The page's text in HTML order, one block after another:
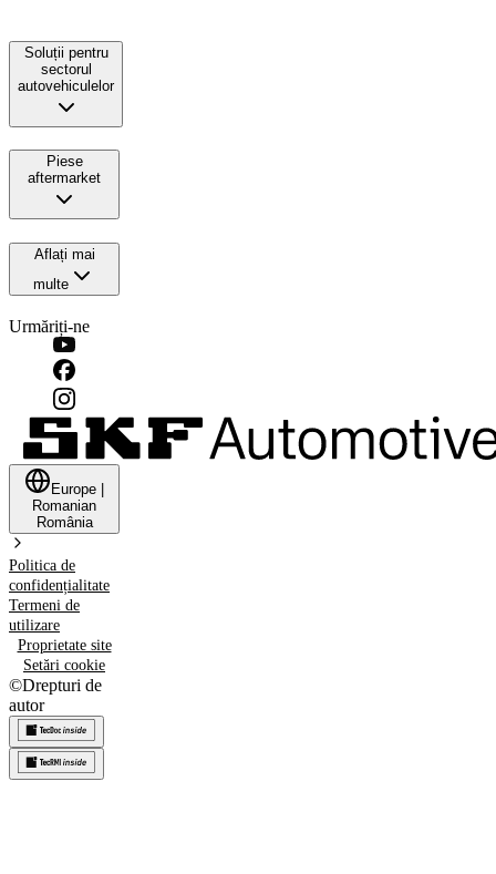
Soluții pentru
sectorul
autovehiculelor
Piese
aftermarket
Aflați mai
multe
Urmăriți-ne
Europe
Romanian
România
Politica de
confidențialitate
Termeni de
utilizare
Proprietate site
Setări cookie
©Drepturi de
autor